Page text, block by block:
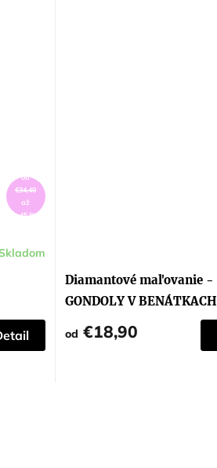
od
€34,40
až
–45 %
Skladom
Diamantové maľovanie -
GONDOLY V BENÁTKACH
od €18,90